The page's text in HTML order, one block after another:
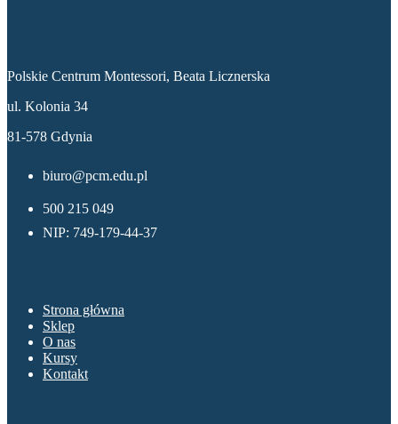
Polskie Centrum Montessori, Beata Licznerska
ul. Kolonia 34
81-578 Gdynia
biuro@pcm.edu.pl
500 215 049
NIP: 749-179-44-37
Strona główna
Sklep
O nas
Kursy
Kontakt